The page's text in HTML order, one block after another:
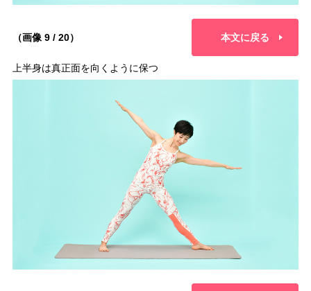
（画像 9 / 20） 本文に戻る
上半身は真正面を向くように保つ